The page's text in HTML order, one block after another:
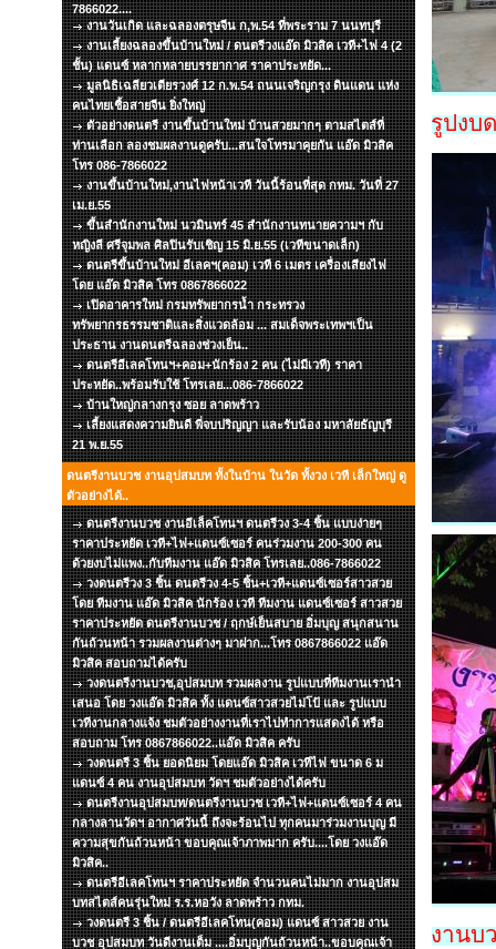
7866022....
งานวันเกิด และฉลองตรุษจีน ก,พ.54 ที่พระราม 7 นนทบุรี
งานเลี้ยงฉลองขึ้นบ้านใหม่ / ดนตรีวงแอ๊ด มิวสิค เวที+ไฟ 4 (2
ชั้น) แดนซ์ หลากหลายบรรยากาศ ราคาประหยัด...
มูลนิธิเฉลียวเตียรวงศ์ 12 ก.พ.54 ถนนเจริญกรุง ดินแดน แห่ง
คนไทยเชื้อสายจีน ยิ่งใหญ่
ตัวอย่างดนตรี งานขึ้นบ้านใหม่ บ้านสวยมากๆ ตามสไตส์ที่
ท่านเลือก ลองชมผลงานดูครับ...สนใจโทรมาคุยกัน แอ๊ด มิวสิค
โทร 086-7866022
งานขึ้นบ้านใหม่,งานไฟหน้าเวที วันนี้ร้อนที่สุด กทม. วันที่ 27
เม.ย.55
ขึ้นสำนักงานใหม่ นวมินทร์ 45 สำนักงานทนายความฯ กับ
หญิงลี ศรีจุมพล ศิลปินรับเชิญ 15 มิ.ย.55 (เวทีขนาดเล็ก)
ดนตรีขึ้นบ้านใหม่ อีเลคฯ(คอม) เวที 6 เมตร เครื่องเสียงไฟ
โดย แอ๊ด มิวสิค โทร 0867866022
เปิดอาคารใหม่ กรมทรัพยากรน้ำ กระทรวง
ทรัพยากรธรรมชาติและสิ่งแวดล้อม ... สมเด็จพระเทพฯเป็น
ประธาน งานดนตรีฉลองช่วงเย็น..
ดนตรีอีเลคโทนฯ+คอม+นักร้อง 2 คน (ไม่มีเวที) ราคา
ประหยัด..พร้อมรับใช้ โทรเลย...086-7866022
บ้านใหญ่กลางกรุง ซอย ลาดพร้าว
เลี้ยงแสดงความยินดี พี่จบปริญญา และรับน้อง มหาลัยธัญบุรี
21 พ.ย.55
ดนตรีงานบวช งานอุปสมบท ทั้งในบ้าน ในวัด ทั้งวง เวที เล็กใหญ่ ดู
ตัวอย่างได้..
ดนตรีงานบวช งานอีเล็คโทนฯ ดนตรีวง 3-4 ชิ้น แบบง่ายๆ
ราคาประหยัด เวที+ไฟ+แดนซ์เซอร์ คนร่วมงาน 200-300 คน
ด้วยงบไม่แพง..กับทีมงาน แอ๊ด มิวสิค โทรเลย..086-7866022
วงดนตรีวง 3 ชิ้น ดนตรีวง 4-5 ชิ้น+เวที+แดนซ์เซอร์สาวสวย
โดย ทีมงาน แอ๊ด มิวสิค นักร้อง เวที ทีมงาน แดนซ์เซอร์ สาวสวย
ราคาประหยัด ดนตรีงานบวช / ฤกษ์เย็นสบาย อิ่มบุญ สนุกสนาน
กันถ้วนหน้า รวมผลงานต่างๆ มาฝาก...โทร 0867866022 แอ๊ด
มิวสิค สอบถามได้ครับ
วงดนตรีงานบวช,อุปสมบท รวมผลงาน รูปแบบที่ทีมงานเรานำ
เสนอ โดย วงแอ๊ด มิวสิค ทั้ง แดนซ์สาวสวยไม่โป้ และ รูปแบบ
เวทีงานกลางแจ้ง ชมตัวอย่างงานที่เราไปทำการแสดงได้ หรือ
สอบถาม โทร 0867866022..แอ๊ด มิวสิค ครับ
วงดนตรี 3 ชิ้น ยอดนิยม โดยแอ๊ด มิวสิค เวทีไฟ ขนาด 6 ม
แดนซ์ 4 คน งานอุปสมบท วัดฯ ชมตัวอย่างได้ครับ
ดนตรีงานอุปสมบท/ดนตรีงานบวช เวที+ไฟ+แดนซ์เซอร์ 4 คน
กลางลานวัดฯ อากาศวันนี้ ถึงจะร้อนไป ทุกคนมาร่วมงานบุญ มี
ความสุขกันถ้วนหน้า ขอบคุณเจ้าภาพมาก ครับ....โดย วงแอ๊ด
มิวสิค..
ดนตรีอีเลคโทนฯ ราคาประหยัด จำนวนคนไม่มาก งานอุปสม
บทสไตส์คนรุ่นใหม่ ร.ร.หอวัง ลาดพร้าว กทม.
วงดนตรี 3 ชิ้น / ดนตรีอีเลคโทน(คอม) แดนซ์ สาวสวย งาน
บวช อุปสมบท วันดีงานเต็ม ....อิ่มบุญกันถ้วนหน้า..ขอบคุณเจ้า
รูปงบ
งานบ